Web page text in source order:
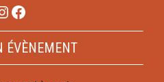
Facebook
ÉVÈNEMENT